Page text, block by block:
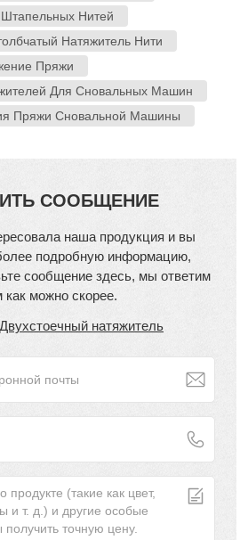
Нитей
Натяжитель Нити
Пряжи
Для Сновальных Машин
Пряжи Сновальной Машины
СООБЩЕНИЕ
наша продукция и вы
подробную информацию,
сообщение здесь, мы ответим
как можно скорее.
Двухстоечный натяжитель